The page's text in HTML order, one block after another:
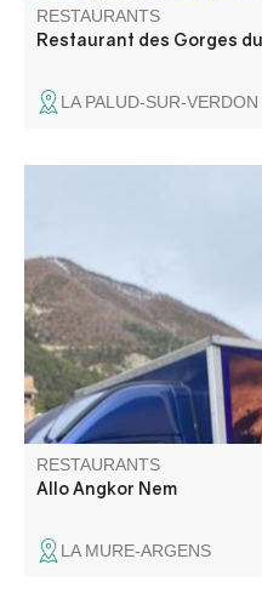
RESTAURANTS
Restaurant des Gorges
LA PALUD-SUR-VERDON
asiatique.
RESTAURANTS
Allo Angkor Nem
LA MURE-ARGENS